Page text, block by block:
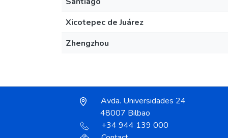
Xicotepec de Juárez
Zhengzhou
Avda. Universidades 24
48007 Bilbao
+34 944 139 000